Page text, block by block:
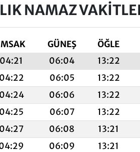
NAMAZ
GÜNEŞ ÖĞLE
04:21 06:04 13:22
04:22 06:05 13:22
04:24 06:06 13:22
04:25 06:07 13:22
04:27 06:08 13:21
06:09 13:21